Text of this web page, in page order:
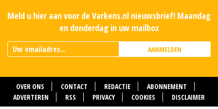
Meld u hier aan voor de Varkens.nl nieuwsbrief! Maandag
en donderdag in uw mailbox
AANMELDEN
OVER ONS CONTACT REDACTIE
ABONNEMENT
ADVERTEREN
RSS PRIVACY COOKIES DISCLAIMER